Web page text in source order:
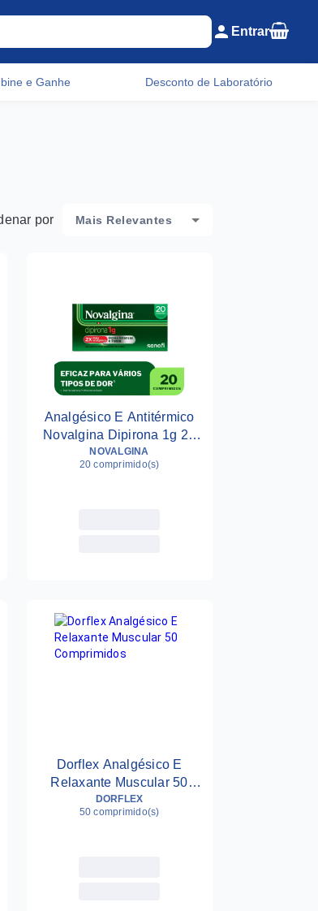
Menu do cliente e
person Entrar Seu
e Ganhe Desconto de Laboratório
por Mais Relevantes
Analgésico E Antitérmico
Novalgina Dipirona 1g 20
Comprimidos
NOVALGINA
20 comprimido(s)
Dorflex Analgésico E
Relaxante Muscular 50
Comprimidos
DORFLEX
50 comprimido(s)